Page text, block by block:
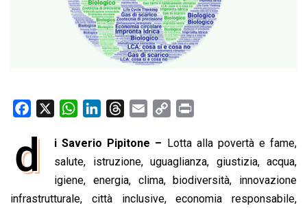
e
o
W
a
t
s
A
n
k
e
d
r
e
a
d
a
l
p
y
L
n
t
d i Saverio Pipitone –
Lotta alla povertà e fame,
salute, istruzione, uguaglianza, giustizia, acqua,
igiene, energia, clima, biodiversità, innovazione
infrastrutturale, città inclusive, economia responsabile,